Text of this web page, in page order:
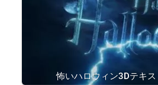
怖いハロウィン3Dテキ